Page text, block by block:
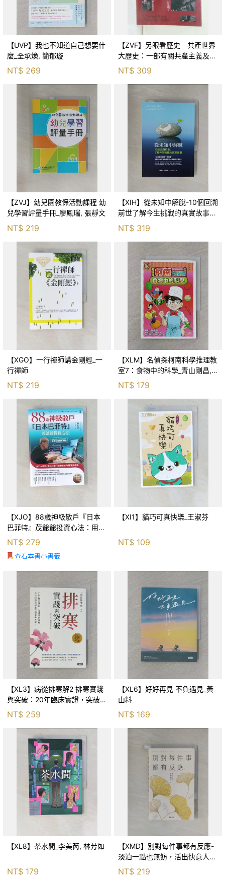
【UVP】我也不知道自己想要什
麼_全承煥, 簡郁璇
NT$ 269
【ZVF】另眼看歷史 共產世界
大歷史：一部有關共產主義及共
產黨兩百年的興衰史_呂正理
NT$ 309
【ZVJ】幼兒園教保活動課程 幼
兒學習評量手冊_廖鳳瑞, 張靜文
NT$ 219
【XIH】從未知中解脫-10個回溯
前世了解今生挑戰的真實故事_
羅伯特．舒
NT$ 319
【XGO】一行禪師講金剛經_一
行禪師
NT$ 219
【XLM】名偵探柯南科學推理教
室7：食物中的科學_青山剛昌,
NT$ 179
【XJO】88歲神級散戶『日本
巴菲特』茂爺爺投資心法：用
「126法則」滾出18億円資產的
69年股海交易術_藤本茂, 賴惠
鈴
NT$ 279
查看本書小書籤
【XI1】貓巧可真快樂_王淑芬
NT$ 109
【XL3】病從排寒解2 排寒實踐
與突破：20年臨床實證，突破排
寒盲點，防治疫毒流感的中醫養
命方略！_李璧如
NT$ 259
【XL6】好好再見 不負遇見_黃
山料
NT$ 169
【XL8】茶水間_李美芮, 林芳如
NT$ 179
【XMD】別對每件事都有反應-
淡泊一點也無妨，活出快意人生
的99個禪練習！_枡野俊明, 黃
薇嬪
NT$ 219